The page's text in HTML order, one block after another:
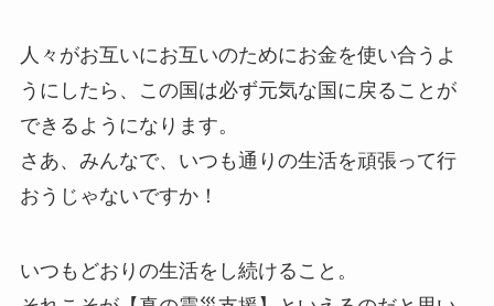
人々がお互いにお互いのためにお金を使い合うよ
うにしたら、この国は必ず元気な国に戻ることが
できるようになります。
さあ、みんなで、いつも通りの生活を頑張って行
おうじゃないですか！
いつもどおりの生活をし続けること。